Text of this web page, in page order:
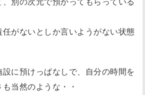
がないとしか言いようがない状態
に預けっぱなしで、自分の時間を
当然のような・・